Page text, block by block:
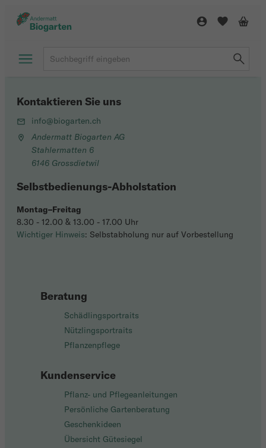
Beratung
Schädlingsportraits
Nützlingsportraits
Pflanzenpflege
Kundenservice
Pflanz- und Pflegeanleitungen
Persönliche Gartenberatung
Geschenkideen
Übersicht Gütesiegel
Kontaktieren Sie uns
info@biogarten.ch
Andermatt Biogarten AG
Stahlermatten 6
6146 Grossdietwil
Selbstbedienungs-Abholstation
Montag–Freitag
8.30 - 12.00 & 13.00 - 17.00 Uhr
Wichtiger Hinweis: Selbstabholung nur auf Vorbestellung